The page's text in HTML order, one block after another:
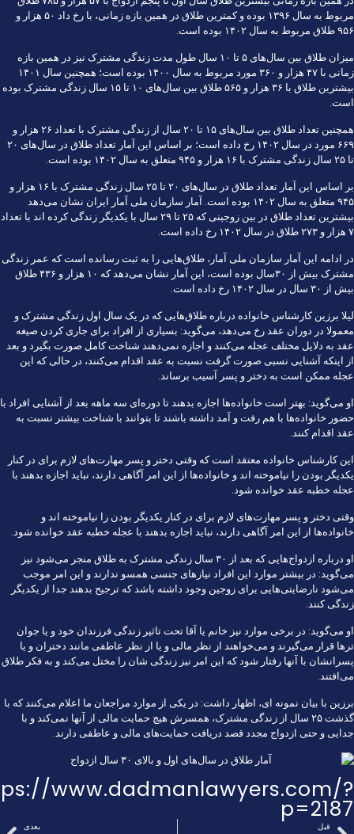
مربوط به سال ۱۳۹۶ بوده و کمترین طلاق در همین بازه زمانی، با رخ داد ۵۰ هزار و
۹۵۶ طلاق مربوط به سال ۱۴۰۲ بوده است.
میزان طلاق بین سال‌های ۵ تا ۱۰ سال طول مدت زندگی مشترک نیز در همین بازه
زمانی با ۴۷ هزار و ۳۶۰ مورد مربوط به سال ۱۴۰۰ بوده است؛ همچنین سال ۱۴۰۱
بیشترین طلاق با ۳۶ هزار و ۵۶۵ طلاق بین سال‌های ۱۰ تا ۱۵ سال زندگی مشترک بوده
است.
همچنین تعداد طلاق بین سال‌های ۱۵ تا ۲۰ سال از زندگی مشترک با تعداد ۲۶ هزار و
۶۶۹ مورد در سال ۱۴۰۲ رخ داده است؛ بر اساس این آمار تعداد طلاق در سال‌های ۲۰
تا ۲۵ سال زندگی مشترک با ۱۶ هزار و ۹۴۵ متعلق به سال ۱۴۰۲ بوده است.
بر اساس این آمار تعداد طلاق در سال‌های ۲۰ تا ۲۵ سال زندگی مشترک با ۱۶ هزار و
۹۴۵ متعلق به سال ۱۴۰۲ بوده است. آمار سازمان ملی آمار ایران نشان می‌دهد
بیشترین تعداد طلاق در بین زوجینی که ۲۵ تا ۲۹ سال با یکدیگر زندگی کرده اند با تعداد
۷ هزار و ۲۷۳ طلاق در سال ۱۴۰۲ رخ داده است.
در ادامه این آمار سازمان ملی آمار، طلاق‌هایی را به ثبت رسانده است که عمر زندگی
مشترک بیش از ۳۰سال بوده است، این آمار نشان می‌دهد که ۱۰ هزار و ۴۳۶ طلاق
بیش از ۳۰ سال در سال ۱۴۰۲ رخ داده است.
لیلا برزین کارشناس خانواده درباره طلاق‌هایی که در یک سال اول زندگی مشترک و
معمولا در دوران عقد رخ می‌دهد، می‌گوید: بسیاری از افراد برای جاری کردن صیغه
عقد به دلایل مختلف عجله می‌کنند و اجازه نمی‌دهند شناخت کامل صورت بگیرد و بعد
از اینکه آشنایی نسبی صورت گرفت نسبت به عقد اقدام می‌کنند، در حالی که این
عجله ممکن است به دختر و پسر آسیب برساند.
او می‌گوید: بهتر است خانواده‌ها اجازه بدهند تا دوره‌ای سه ماهه بعد از آشنایی افراد با
حضور خانواده‌ها با هم رفت و آمد داشته باشند تا بتوانند با شناخت بیشتر نسبت به
عقد اقدام کنند.
این کارشناس خانواده معتقد است که وقتی دختر و پسر مهارت‌های لازم برای در کنار
یکدیگر بودن را نیاموخته اند و خانواده‌ها از این امر آگاهی دارند، نباید اجازه بدهند با
عجله خطبه عقد خوانده شود.
وقتی دختر و پسر مهارت‌های لازم برای در کنار یکدیگر بودن را نیاموخته اند و
خانواده‌ها از این امر آگاهی دارند، نباید اجازه بدهند با عجله خطبه عقد خوانده شود.
او درباره ازدواج‌هایی که بعد از ۳۰ سال زندگی مشترک به طلاق منجر می‌شود نیز
می‌گوید: در بیشتر موارد این افراد نیاز‌های جنسی همسو ندارند و این امر موجب
می‌شود نارضایتی‌هایی برای زوجین وجود داشته باشد که ترجیح بدهند جدا از یکدیگر
زندگی کنند.
او می‌گوید: در برخی موارد نیز خانم یا آقا تحت تاثیر زندگی فرزندان خود و یا جوان
تر‌ها قرار می‌گیرند و می‌خواهند از نظر مالی و یا از نظر عاطفی مانند دختران و یا
پسرانشان با آنها رفتار شود که این امر نیز زندگی شان را مختل می‌کند و به فکر طلاق
می‌افتند.
برزین با بیان نمونه ای، اظهار داشت: در یکی از موارد مراجعان ما اعلام می‌کنند که با
گذشت ۲۵ سال از زندگی مشترک، همسرش هیچ حمایت مالی از آنها نمی‌کند و با
جدایی و حتی ازدواج مجدد قصد دریافت حمایت‌های مالی و عاطفی دارند.
www.dadmanlawyers.com/?
p=2187
قبل بعدی